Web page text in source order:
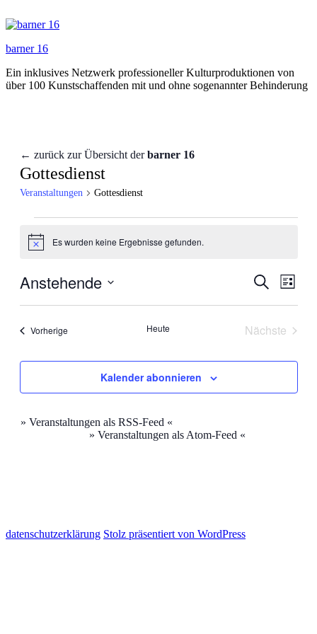
Inhalt
barner 16
Ein inklusives Netzwerk professioneller Kulturproduktionen von
über 100 Kunstschaffenden mit und ohne sogenannter Behinderung
← zurück zur Übersicht derbarner 16
Gottesdienst
Veranstaltungen Gottesdienst
HinweisEs wurden keine Ergebnisse gefunden.
Suche
Liste
Anstehende
VorherigeVeranstaltungen Heute
Nächste
Kalender abonnieren
» Veranstaltungen als RSS-Feed «
» Veranstaltungen als Atom-Feed «
datenschutzerklärung Stolz präsentiert von WordPress